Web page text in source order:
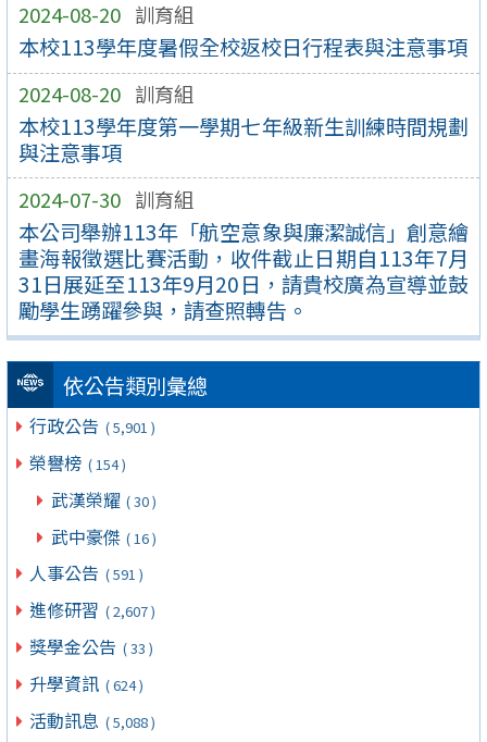
2024-08-20 訓育組
本校113學年度暑假全校返校日行程表與注意事項
2024-08-20 訓育組
本校113學年度第一學期七年級新生訓練時間規劃
與注意事項
2024-07-30 訓育組
本公司舉辦113年「航空意象與廉潔誠信」創意繪
畫海報徵選比賽活動，收件截止日期自113年7月
31日展延至113年9月20日，請貴校廣為宣導並鼓
勵學生踴躍參與，請查照轉告。
依公告類別彙總
行政公告 ( 5,901 )
榮譽榜 ( 154 )
武漢榮耀 ( 30 )
武中豪傑 ( 16 )
人事公告 ( 591 )
進修研習 ( 2,607 )
獎學金公告 ( 33 )
升學資訊 ( 624 )
活動訊息 ( 5,088 )